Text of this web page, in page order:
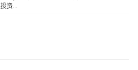
资...